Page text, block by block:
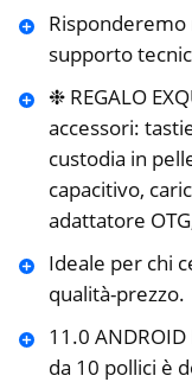
supporto
❉ REGALO
accessori:
custodia in
capacitivo,
adattatore
Ideale per chi
qualità-prezzo.
11.0 ANDROID
da 10 pollici è